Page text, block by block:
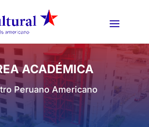
ACADÉMICA
Peruano Americano